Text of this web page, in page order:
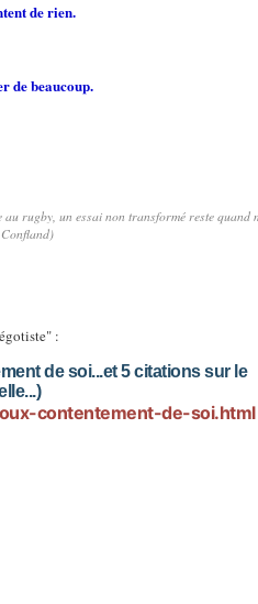
de rien.
de beaucoup.
rugby, un essai non transformé reste quand
:
de soi...et 5 citations sur le
contentement-de-soi.html